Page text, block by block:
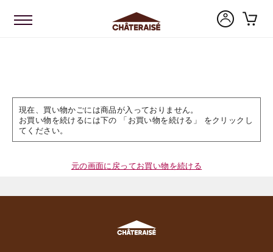
現在、買い物かごには商品が入っておりません。
お買い物を続けるには下の 「お買い物を続ける」 をクリックし
てください。
元の画面に戻ってお買い物を続ける